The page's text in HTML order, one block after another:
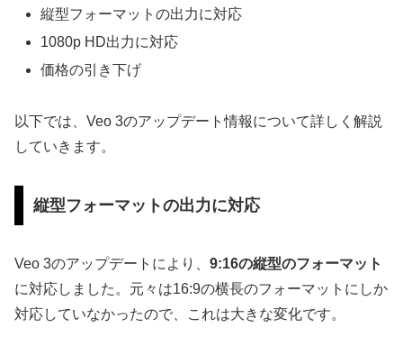
縦型フォーマットの出力に対応
1080p HD出力に対応
価格の引き下げ
以下では、Veo 3のアップデート情報について詳しく解説
していきます。
縦型フォーマットの出力に対応
Veo 3のアップデートにより、 9:16の縦型のフォーマット
に対応しました。元々は16:9の横長のフォーマットにしか
対応していなかったので、これは大きな変化です。